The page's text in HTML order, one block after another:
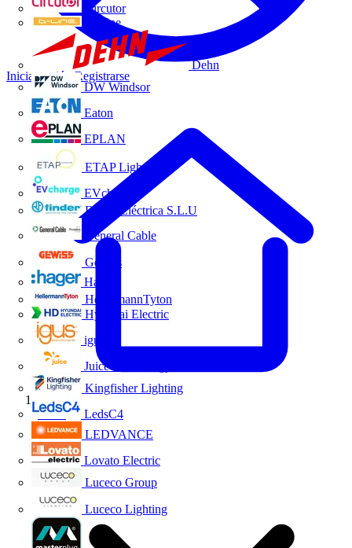
Circutor
D-Line
Dehn
DW Windsor
Eaton
EPLAN
ETAP Lighting
EVcharge
Finder Eléctrica S.L.U
General Cable
Gewiss
Hager
HellermannTyton
Hyundai Electric
igus
Juice Technology
Kingfisher Lighting
LedsC4
LEDVANCE
Lovato Electric
Luceco Group
Luceco Lighting
Iniciar sesión Registrarse
Inicio